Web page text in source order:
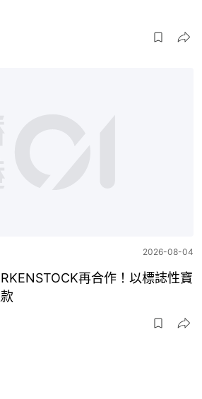
2026-08-04
再合作！以標誌性寶